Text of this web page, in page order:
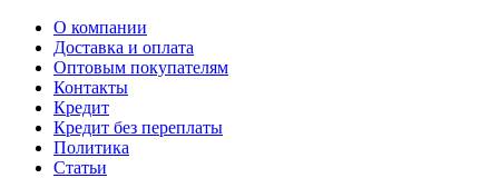
О компании
Доставка и оплата
Оптовым покупателям
Контакты
Кредит
Кредит без переплаты
Политика
Статьи